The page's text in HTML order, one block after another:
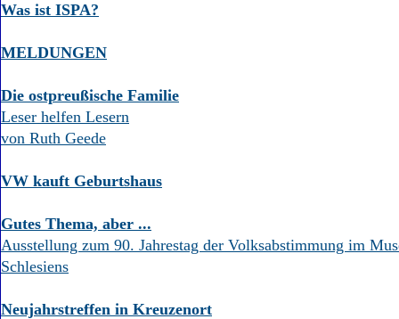
Was ist ISPA?
MELDUNGEN
Die ostpreußische Familie
Leser helfen Lesern
von Ruth Geede
VW kauft Geburtshaus
Gutes Thema, aber ...
Ausstellung zum 90. Jahrestag der Volksabstimmung im
Schlesiens
Neujahrstreffen in Kreuzenort